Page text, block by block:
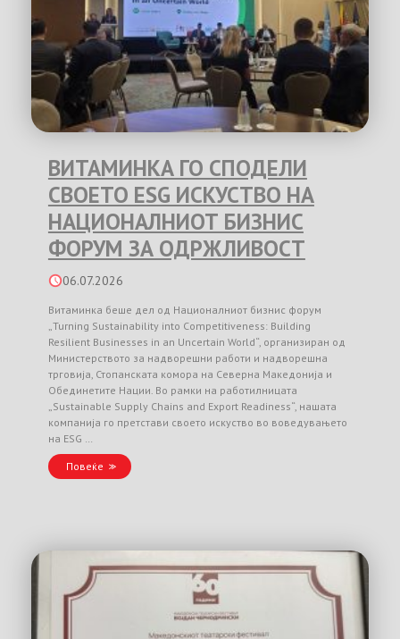
ВИТАМИНКА ГО СПОДЕЛИ
СВОЕТО ESG ИСКУСТВО НА
НАЦИОНАЛНИОТ БИЗНИС
ФОРУМ ЗА ОДРЖЛИВОСТ
06.07.2026
Витаминка беше дел од Националниот бизнис форум
„Turning Sustainability into Competitiveness: Building
Resilient Businesses in an Uncertain World“, организиран од
Министерството за надворешни работи и надворешна
трговија, Стопанската комора на Северна Македонија и
Обединетите Нации. Во рамки на работилницата
„Sustainable Supply Chains and Export Readiness“, нашата
компанија го претстави своето искуство во воведувањето
на ESG …
Повеќе